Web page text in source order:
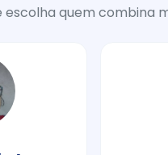
escolha quem combina